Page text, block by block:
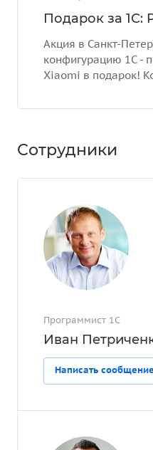
Подарок за 1С:
Акция в Санкт-
конфигурацию 1С -
Xiaomi в подарок!
Сотрудники
Программист 1С
Иван
Написать сообщение